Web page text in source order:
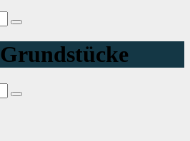
Grundstücke